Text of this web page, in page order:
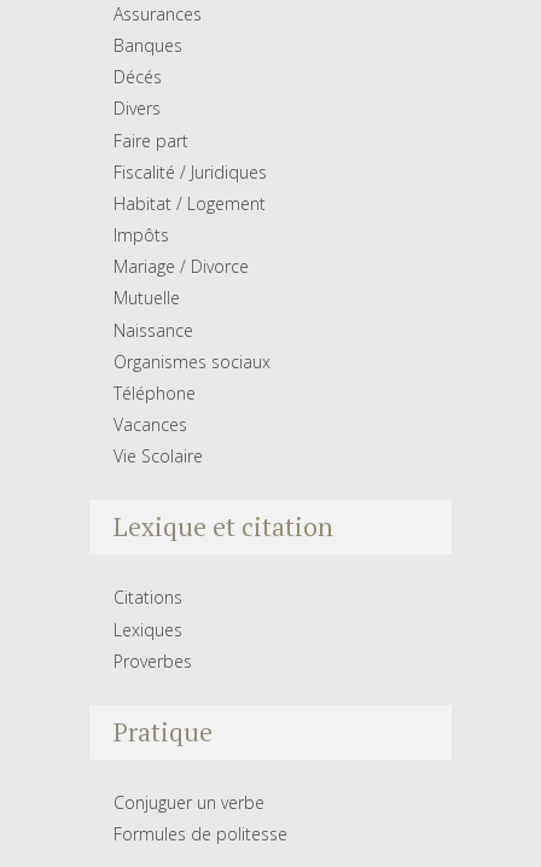
Assurances
Banques
Décés
Divers
Faire part
Fiscalité / Juridiques
Habitat / Logement
Impôts
Mariage / Divorce
Mutuelle
Naissance
Organismes sociaux
Téléphone
Vacances
Vie Scolaire
Lexique et citation
Citations
Lexiques
Proverbes
Pratique
Conjuguer un verbe
Formules de politesse